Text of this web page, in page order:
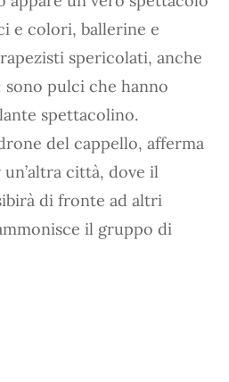
e colori, ballerine e
spericolati, anche
pulci che hanno
spettacolino.
del cappello, afferma
città, dove il
di fronte ad altri
il gruppo di